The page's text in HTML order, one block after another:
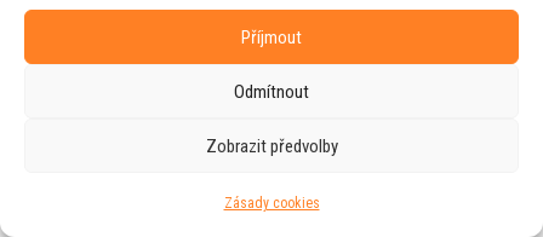
Příjmout
Odmítnout
Zobrazit předvolby
Zásady cookies